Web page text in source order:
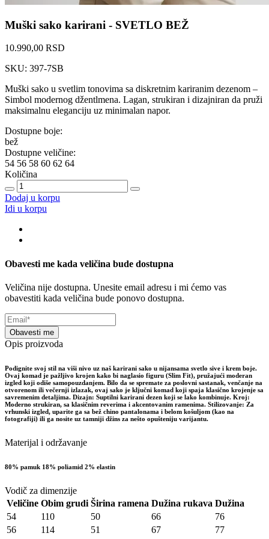
Muški sako karirani - SVETLO BEŽ
10.990,00 RSD
SKU: 397-7SB
Muški sako u svetlim tonovima sa diskretnim kariranim dezenom –
Simbol modernog džentlmena. Lagan, strukiran i dizajniran da pruži
maksimalnu eleganciju uz minimalan napor.
Dostupne boje:
bež
Dostupne veličine:
54 56 58 60 62 64
Količina
Dodaj u korpu
Idi u korpu
Obavesti me kada veličina bude dostupna
Veličina nije dostupna. Unesite email adresu i mi ćemo vas
obavestiti kada veličina bude ponovo dostupna.
Obavesti me
Opis proizvoda
Podignite svoj stil na viši nivo uz naš karirani sako u nijansama svetlo sive i krem boje.
Ovaj komad je pažljivo krojen kako bi naglasio figuru (Slim Fit), pružajući moderan
izgled koji odiše samopouzdanjem. Bilo da se spremate za poslovni sastanak, venčanje na
otvorenom ili večernji izlazak, ovaj sako je ključni komad koji spaja klasično krojenje sa
savremenim detaljima. Dizajn: Suptilni karirani dezen koji se lako kombinuje. Kroj:
Moderno strukiran, sa klasičnim reverima i akcentovanim ramenima. Stilizovanje: Za
vrhunski izgled, uparite ga sa bež chino pantalonama i belom košuljom (kao na
fotografiji) ili ga nosite uz tamniji džins za nešto opušteniju varijantu.
Materijal i održavanje
80% pamuk 18% poliamid 2% elastin
Vodič za dimenzije
Veličine Obim grudi Širina ramena Dužina rukava Dužina
54
110 50 66
76
56
114 51 67
77